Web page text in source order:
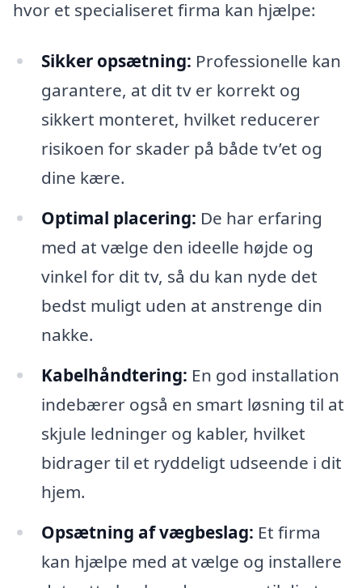
hvor et specialiseret firma kan hjælpe:
Sikker opsætning: Professionelle kan
garantere, at dit tv er korrekt og
sikkert monteret, hvilket reducerer
risikoen for skader på både tv’et og
dine kære.
Optimal placering: De har erfaring
med at vælge den ideelle højde og
vinkel for dit tv, så du kan nyde det
bedst muligt uden at anstrenge din
nakke.
Kabelhåndtering: En god installation
indebærer også en smart løsning til at
skjule ledninger og kabler, hvilket
bidrager til et ryddeligt udseende i dit
hjem.
Opsætning af vægbeslag: Et firma
kan hjælpe med at vælge og installere